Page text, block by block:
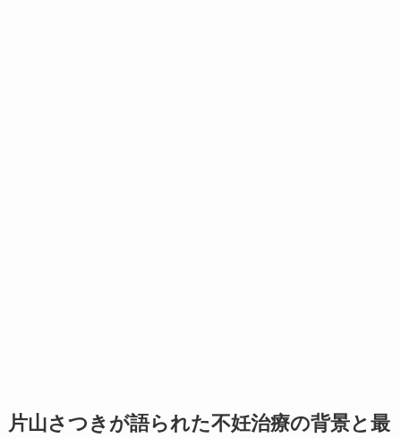
片山さつきが語られた不妊治療の背景と最